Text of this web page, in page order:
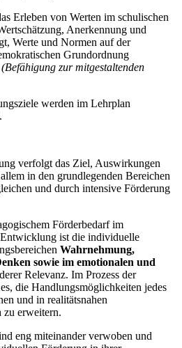
Erleben von Werten im schulischen
Anerkennung und
Werte und Normen auf der
Grundordnung
(Befähigung zur mitgestaltenden
werden im Lehrplan
verfolgt das Ziel, Auswirkungen
in den grundlegenden Bereichen
und durch intensive Förderung
Förderbedarf im
ist die individuelle
Wahrnehmung,
sowie im emotionalen und
Relevanz. Im Prozess der
die Handlungsmöglichkeiten jedes
und in realitätsnahen
zu erweitern.
eng miteinander verwoben und